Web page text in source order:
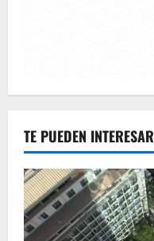
TE PUEDEN INTERESAR